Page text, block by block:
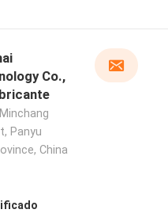
Co.,
Panyu
China